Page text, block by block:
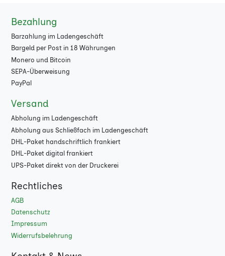
Bezahlung
Barzahlung im Ladengeschäft
Bargeld per Post in 18 Währungen
Monero und Bitcoin
SEPA-Überweisung
PayPal
Versand
Abholung im Ladengeschäft
Abholung aus Schließfach im Ladengeschäft
DHL-Paket handschriftlich frankiert
DHL-Paket digital frankiert
UPS-Paket direkt von der Druckerei
Rechtliches
AGB
Datenschutz
Impressum
Widerrufsbelehrung